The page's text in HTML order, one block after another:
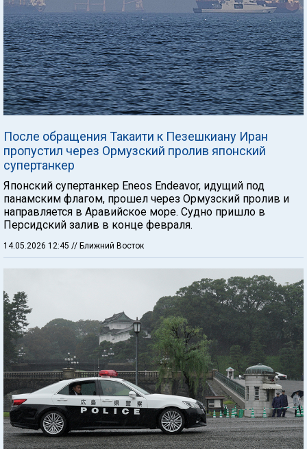
После обращения Такаити к Пезешкиану Иран
пропустил через Ормузский пролив японский
супертанкер
Японский супертанкер Eneos Endeavor, идущий под
панамским флагом, прошел через Ормузский пролив и
направляется в Аравийское море. Судно пришло в
Персидский залив в конце февраля.
14.05.2026 12:45 // Ближний Восток